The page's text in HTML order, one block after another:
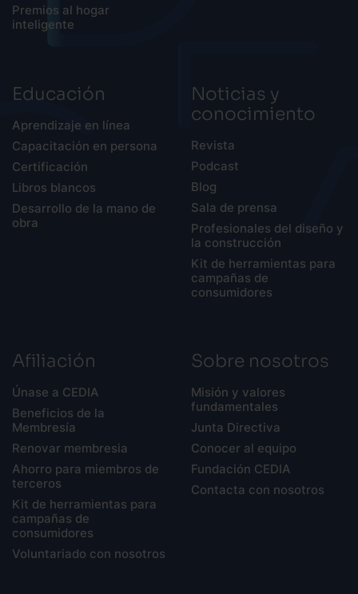
Premios al hogar
inteligente
Educación
Aprendizaje en línea
Capacitación en persona
Certificación
Libros blancos
Desarrollo de la mano de
obra
Noticias y
conocimiento
Revista
Podcast
Blog
Sala de prensa
Profesionales del diseño y
la construcción
Kit de herramientas para
campañas de
consumidores
Afiliación
Únase a CEDIA
Beneficios de la
Membresía
Renovar membresia
Ahorro para miembros de
terceros
Kit de herramientas para
campañas de
consumidores
Voluntariado con nosotros
Sobre nosotros
Misión y valores
fundamentales
Junta Directiva
Conocer al equipo
Fundación CEDIA
Contacta con nosotros